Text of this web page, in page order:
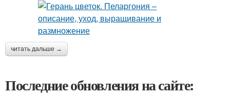
читать дальше →
Последние обновления на сайте: